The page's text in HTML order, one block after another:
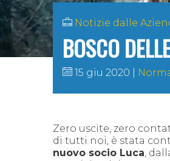
Notizie dalle
BOSCO
15 giu 2020
Zero uscite, zero
di tutti noi, è stata
nuovo socio Luca,